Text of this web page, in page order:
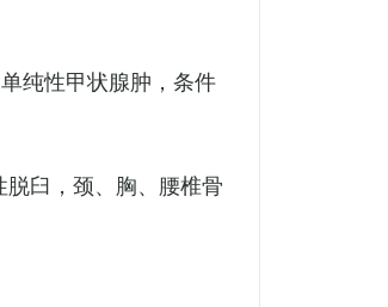
纯性甲状腺肿，条件
臼，颈、胸、腰椎骨